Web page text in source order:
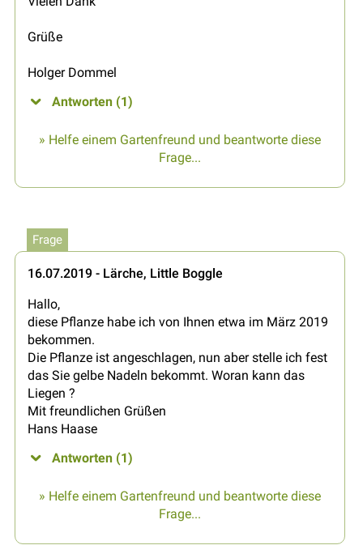
Grüße
Holger Dommel
Antworten (1)
» Helfe einem Gartenfreund und beantworte diese
Frage...
Frage
16.07.2019 - Lärche, Little Boggle
Hallo,
diese Pflanze habe ich von Ihnen etwa im März 2019
bekommen.
Die Pflanze ist angeschlagen, nun aber stelle ich fest
das Sie gelbe Nadeln bekommt. Woran kann das
Liegen ?
Mit freundlichen Grüßen
Hans Haase
Antworten (1)
» Helfe einem Gartenfreund und beantworte diese
Frage...